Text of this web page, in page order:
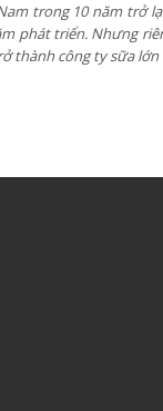
trong 10 năm trở
phát triển. Nhưng
thành công ty sữa